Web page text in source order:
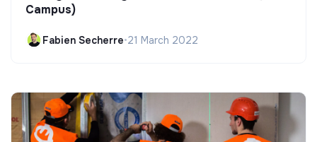
Campus)
Fabien Secherre•21 March 2022